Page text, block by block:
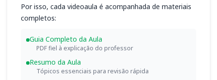
Por isso, cada videoaula é acompanhada de materiais
completos:
Guia Completo da Aula
PDF fiel à explicação do professor
Resumo da Aula
Tópicos essenciais para revisão rápida